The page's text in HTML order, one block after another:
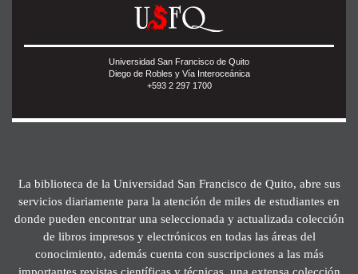
Universidad San Francisco de Quito
Diego de Robles y Vía Interoceánica
+593 2 297 1700
La biblioteca de la Universidad San Francisco de Quito, abre sus
servicios diariamente para la atención de miles de estudiantes en
donde pueden encontrar una seleccionada y actualizada colección
de libros impresos y electrónicos en todas las áreas del
conocimiento, además cuenta con suscripciones a las más
importantes revistas científicas y técnicas, una extensa colección